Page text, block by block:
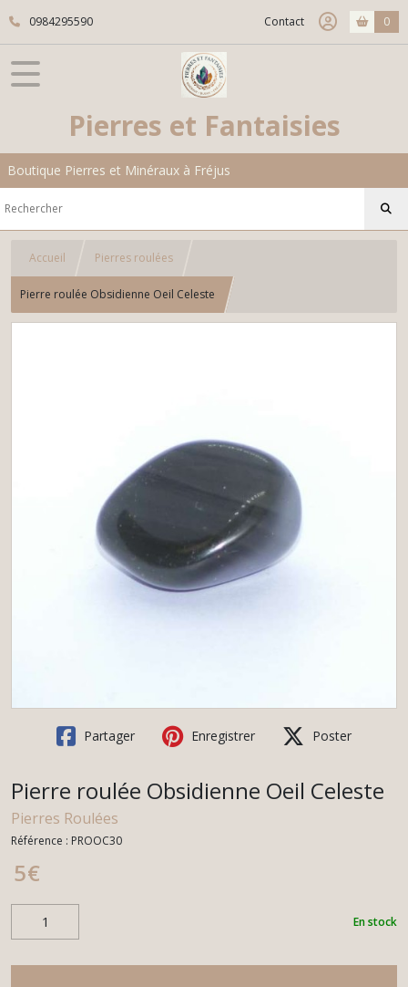
0984295590 Contact 0
Pierres et Fantaisies
Boutique Pierres et Minéraux à Fréjus
Accueil Pierres roulées
Pierre roulée Obsidienne Oeil Celeste
Partager Enregistrer Poster
Pierre roulée Obsidienne Oeil Celeste
Pierres Roulées
Référence : PROOC30
5€
En stock